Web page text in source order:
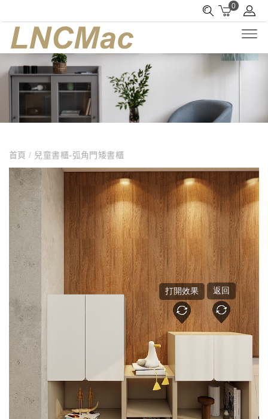
0
首頁/ 兒童書櫃-弧角門矮書櫃